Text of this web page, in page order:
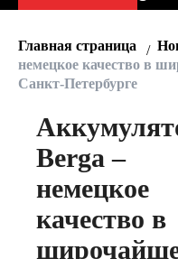
Главная страница
немецкое качество в
Санкт-Петербурге
Berga –
немецкое
качество в